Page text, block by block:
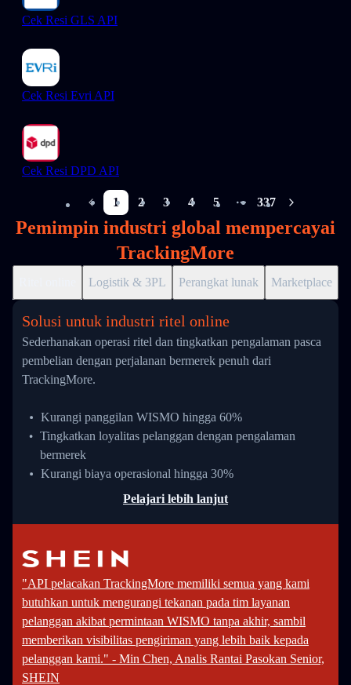
Cek Resi GLS API
Cek Resi Evri API
Cek Resi DPD API
1 2 3 4 5
More pages
337
Pemimpin industri global mempercayai
TrackingMore
Logistik & 3PL Perangkat lunak Marketplace
Solusi untuk industri ritel online
Sederhanakan operasi ritel dan tingkatkan pengalaman pasca
pembelian dengan perjalanan bermerek penuh dari
TrackingMore.
Kurangi panggilan WISMO hingga 60%
Tingkatkan loyalitas pelanggan dengan pengalaman
bermerek
Kurangi biaya operasional hingga 30%
Pelajari lebih lanjut
"API pelacakan TrackingMore memiliki semua yang kami
butuhkan untuk mengurangi tekanan pada tim layanan
pelanggan akibat permintaan WISMO tanpa akhir, sambil
memberikan visibilitas pengiriman yang lebih baik kepada
pelanggan kami." - Min Chen, Analis Rantai Pasokan Senior,
SHEIN